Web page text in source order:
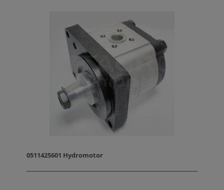
0511425601 Hydromotor